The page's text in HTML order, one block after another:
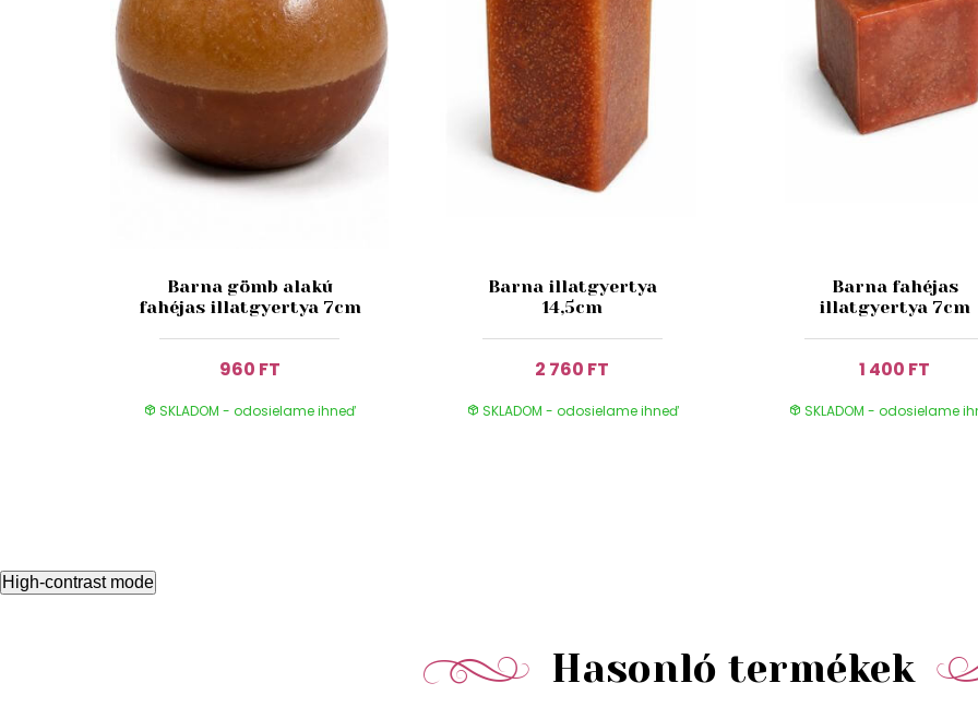
Barna gömb alakú
fahéjas illatgyertya 7cm
960 FT
SKLADOM - odosielame ihneď
Barna illatgyertya
14,5cm
2 760 FT
SKLADOM - odosielame ihneď
Barna fahéjas
illatgyertya 7cm
1 400 FT
SKLADOM - odosielame
High-contrast mode
Hasonló termékek